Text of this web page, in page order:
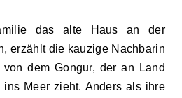
das alte Haus an der
erzählt die kauzige Nachbarin
dem Gongur, der an Land
ins Meer zieht. Anders als ihre